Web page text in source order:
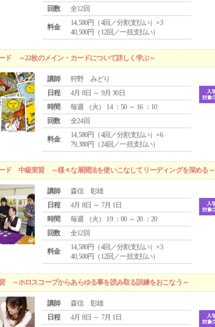
回数
全12回
料金
14,580円（4回／分割支払い）×3
40,500円（12回／一括支払い）
ド ～22枚のメイン・カードについて詳しく学ぶ～
講師
狩野 みどり
日程
4月 8日 ～ 9月 30日
時間
毎週 （火 ） 14 ：50 ～ 16 ：10
回数
全24回
料金
14,580円（4回／分割支払い）×6
79,380円（24回／一括支払い）
ド 中級実習 ～様々な展開法を使いこなしてリーディングを深める～
講師
森信 彰雄
日程
4月 8日 ～ 7月 1日
時間
毎週 （火 ） 19 ：00 ～ 20 ：20
回数
全12回
料金
14,580円（4回／分割支払い）×3
40,500円（12回／一括支払い）
～ホロスコープからあらゆる事を読み取る訓練をおこなう～
講師
森信 彰雄
日程
4月 8日 ～ 7月 1日